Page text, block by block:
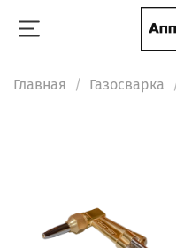
Главная Газосварка